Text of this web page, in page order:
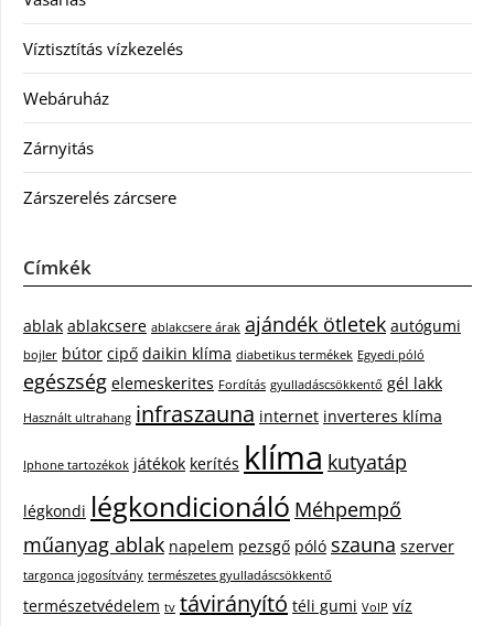
Víztisztítás vízkezelés
Webáruház
Zárnyitás
Zárszerelés zárcsere
Címkék
ablak ablakcsere ablakcsere árak ajándék ötletek autógumi
bojler bútor cipő daikin klíma diabetikus termékek Egyedi póló
egészség elemeskerites Fordítás gyulladáscsökkentő gél lakk
Használt ultrahang infraszauna internet inverteres klíma
Iphone tartozékok játékok kerítés klíma kutyatáp
légkondi légkondicionáló Méhpempő
műanyag ablak napelem pezsgő póló szauna szerver
targonca jogosítvány természetes gyulladáscsökkentő
természetvédelem tv távirányító téli gumi VoIP víz